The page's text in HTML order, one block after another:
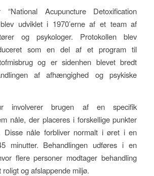
Acupuncture Detoxification
udviklet i 1970’erne af et team af
og psykologer. Protokollen blev
som en del af et program til
og er sidenhen blevet bredt
af afhængighed og psykiske
involverer brugen af en specifik
nåle, der placeres i forskellige punkter
Disse nåle forbliver normalt i øret i en
minutter. Behandlingen udføres i en
flere personer modtager behandling
og afslappende miljø.